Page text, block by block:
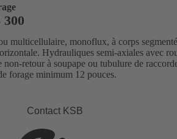
300
multicellulaire, monoflux, à corps
Hydrauliques semi-axiales avec
non-retour à soupape ou tubulure de
forage minimum 12 pouces.
Contact KSB